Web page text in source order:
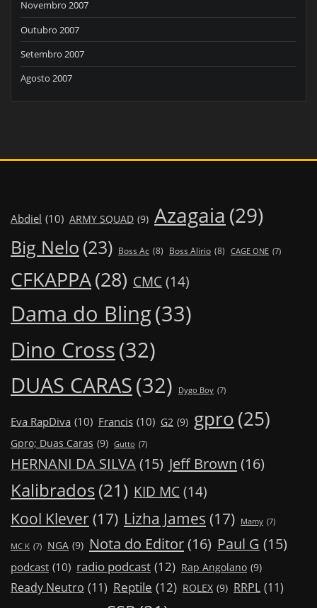
Novembro 2007
Outubro 2007
Setembro 2007
Agosto 2007
Abdiel (10) ARMY SQUAD (9) Azagaia (29)
Big Nelo (23) Boss Ac (8) Boss Alirio (8) CAGE ONE (7)
CFKAPPA(28) CMC (14)
Dama do Bling(33)
Dino Cross(32)
DUAS CARAS(32) Dygo Boy (7)
Eva RapDiva (10) Francis (10) G2 (9) gpro(25)
Gpro; Duas Caras (9) Gutto (7)
HERNANI DA SILVA(15) Jeff Brown (16)
Kalibrados(21) KID MC (14)
Kool Klever (17) Lizha James (17) Mamy (7)
MC K (7) NGA (9) Nota do Editor(16) Paul G (15)
podcast (10) radio podcast (12) Rap Angolano (9)
Ready Neutro (11) Reptile (12) ROLEX (9) RRPL (11)